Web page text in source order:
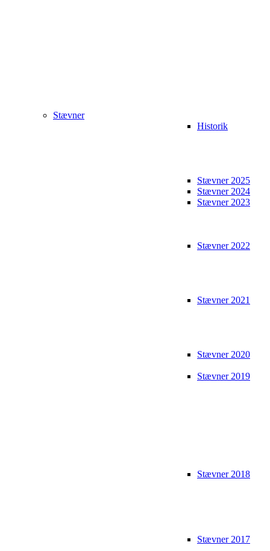
Stævner
Historik
Stævner 2025
Stævner 2024
Stævner 2023
Stævner 2022
Stævner 2021
Stævner 2020
Stævner 2019
Stævner 2018
Stævner 2017